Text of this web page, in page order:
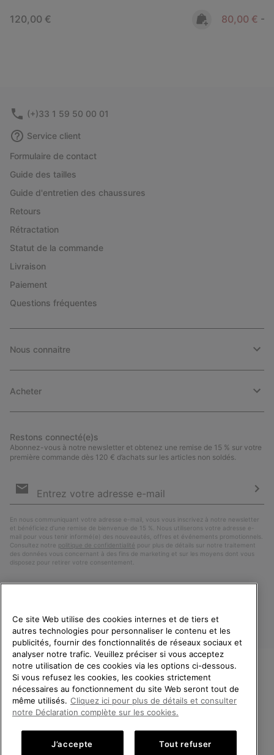
Regular price:
120,00 € Minimum
80,00 € -
(+)33 1 59 50 00 01
Service client
Formulaire de contact
Guide des tailles
Guide d'entretien des chaussures
Retours
Rétractation
Statut de la commande
Livraison
Paiement
Questions fréquentes
Nous connaitre
Acheter
Restons connecté(e)s
Abonnez-vous à notre newsletter et obtenez une remise de 15 % sur votre
première commande dès 120 € d’achats sur les articles non soldés.
par
En nous communiquant votre adresse e-mail, vous vous inscrivez à notre newsletter
et bénéficiez d’une remise de bienvenue de 15 %. Nous utiliserons votre adresse e-
mail pour vous tenir informé(e) des nouveautés, offres et événements promotionnels.
Consultez notre politique de confidentialité pour plus de détails sur notre traitement
des données vous concernant à des fins de marketing et sur les moyens dont vous
disposez pour retirer votre consentement.
France
©2026 SOREL. Tous droits réservés.
Conditions Générales de Vente Garanties Légales
BIENVENUE CHEZ SOREL.
VEUILLEZ SÉLECTIONNER
VOTRE PAYS DE LIVRAISON.
Achats en ligne disponibles
Ce site Web utilise des cookies internes et de tiers et
autres technologies pour personnaliser le contenu et les
publicités, fournir des fonctionnalités de réseaux sociaux et
analyser notre trafic. Veuillez préciser si vous acceptez
notre utilisation de ces cookies via les options ci-dessous.
Si vous refusez les cookies, les cookies strictement
nécessaires au fonctionnement du site Web seront tout de
même utilisés. Cliquez ici pour plus de détails et consulter
notre Déclaration complète sur les cookies.
J’accepte Tout refuser